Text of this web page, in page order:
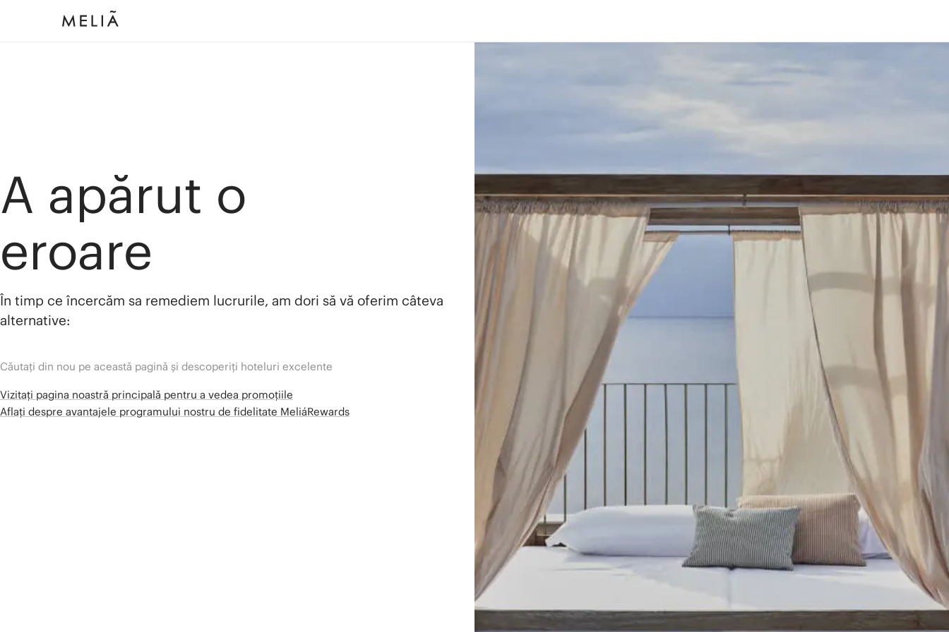
A apărut o
eroare
În timp ce încercăm sa remediem lucrurile, am dori să vă oferim câteva
alternative:
Căutați din nou pe această pagină și descoperiți hoteluri excelente
Vizitați pagina noastră principală pentru a vedea promoțiile
Aflați despre avantajele programului nostru de fidelitate MeliáRewards